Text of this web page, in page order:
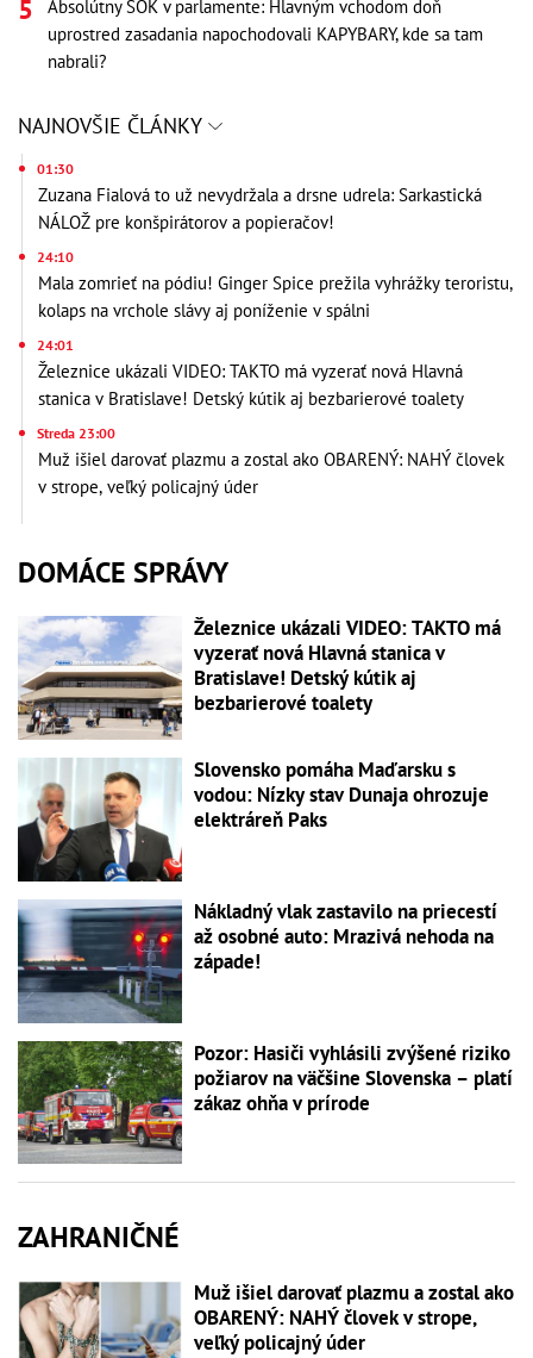
Absolútny ŠOK v parlamente: Hlavným vchodom doň
uprostred zasadania napochodovali KAPYBARY, kde sa tam
nabrali?
NAJNOVŠIE ČLÁNKY
01:30
Zuzana Fialová to už nevydržala a drsne udrela: Sarkastická
NÁLOŽ pre konšpirátorov a popieračov!
24:10
Mala zomrieť na pódiu! Ginger Spice prežila vyhrážky teroristu,
kolaps na vrchole slávy aj poníženie v spálni
24:01
Železnice ukázali VIDEO: TAKTO má vyzerať nová Hlavná
stanica v Bratislave! Detský kútik aj bezbarierové toalety
Streda 23:00
Muž išiel darovať plazmu a zostal ako OBARENÝ: NAHÝ človek
v strope, veľký policajný úder
DOMÁCE SPRÁVY
Železnice ukázali VIDEO: TAKTO má
vyzerať nová Hlavná stanica v
Bratislave! Detský kútik aj
bezbarierové toalety
Slovensko pomáha Maďarsku s
vodou: Nízky stav Dunaja ohrozuje
elektráreň Paks
Nákladný vlak zastavilo na priecestí
až osobné auto: Mrazivá nehoda na
západe!
Pozor: Hasiči vyhlásili zvýšené riziko
požiarov na väčšine Slovenska – platí
zákaz ohňa v prírode
ZAHRANIČNÉ
Muž išiel darovať plazmu a zostal ako
OBARENÝ: NAHÝ človek v strope,
veľký policajný úder